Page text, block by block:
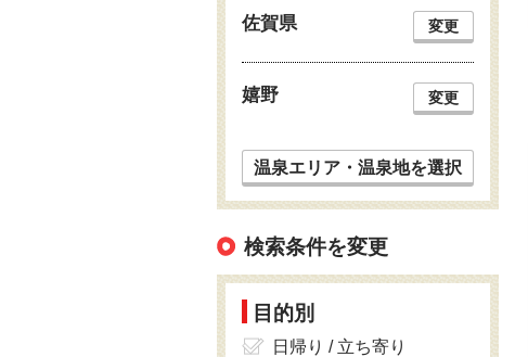
佐賀県 変更
嬉野 変更
温泉エリア・温泉地を選択
検索条件を変更
目的別
日帰り / 立ち寄り